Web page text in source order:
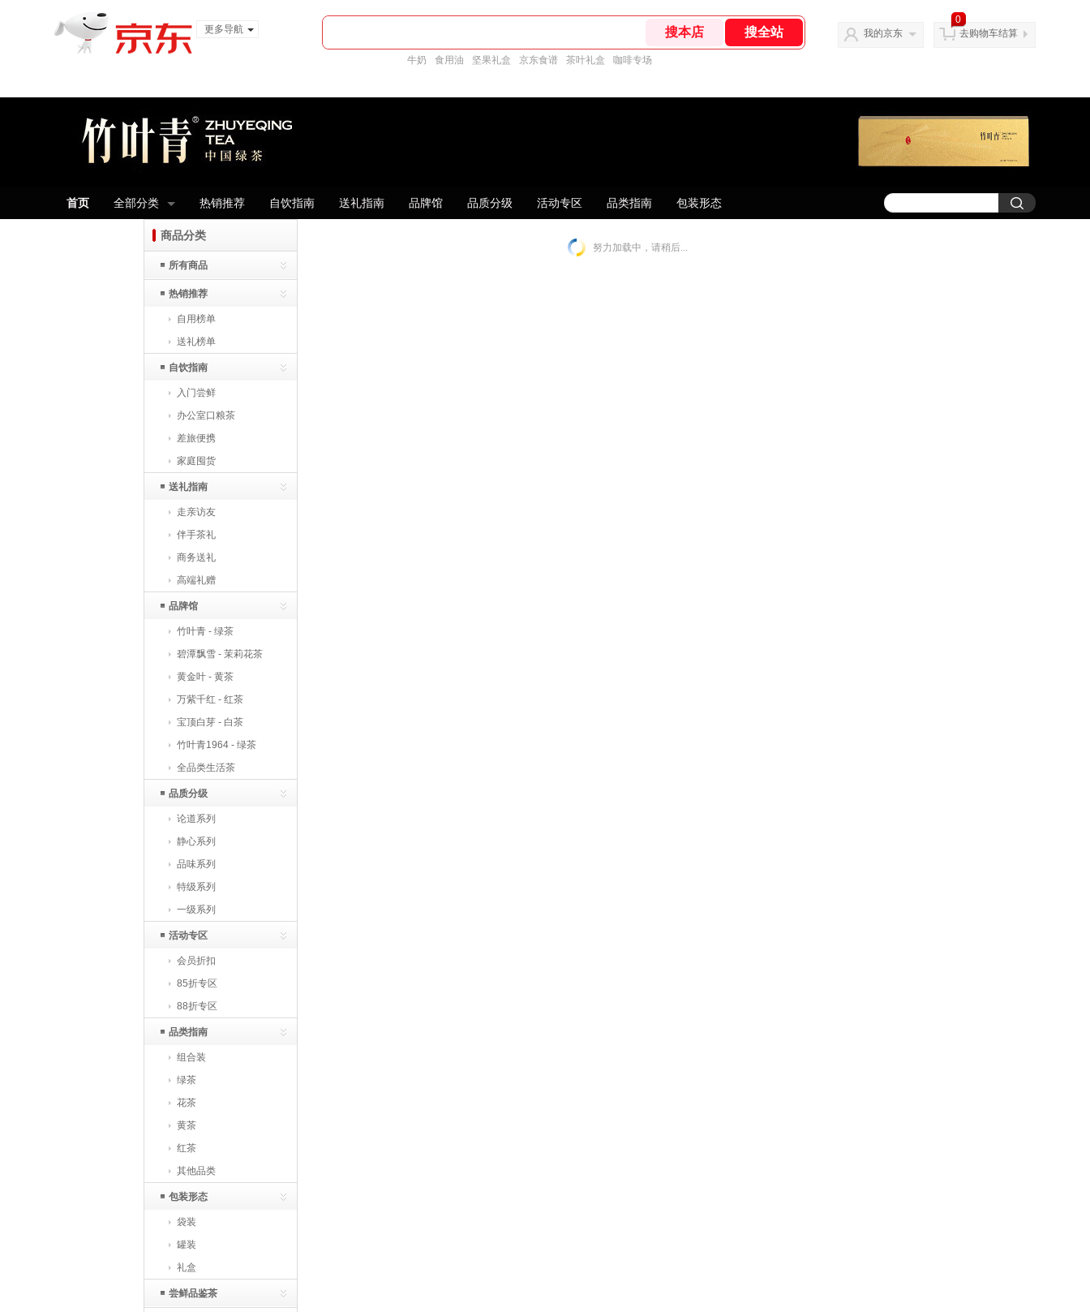
更多导航
牛奶 食用油 坚果礼盒 京东食谱 茶叶礼盒 咖啡专场
我的京东
0
去购物车结算
首页 全部分类 热销推荐 自饮指南 送礼指南 品牌馆 品质分级 活动专区 品类指南 包装形态
商品分类
所有商品
热销推荐
自用榜单
送礼榜单
自饮指南
入门尝鲜
办公室口粮茶
差旅便携
家庭囤货
送礼指南
走亲访友
伴手茶礼
商务送礼
高端礼赠
品牌馆
竹叶青 - 绿茶
碧潭飘雪 - 茉莉花茶
黄金叶 - 黄茶
万紫千红 - 红茶
宝顶白芽 - 白茶
竹叶青1964 - 绿茶
全品类生活茶
品质分级
论道系列
静心系列
品味系列
特级系列
一级系列
活动专区
会员折扣
85折专区
88折专区
品类指南
组合装
绿茶
花茶
黄茶
红茶
其他品类
包装形态
袋装
罐装
礼盒
尝鲜品鉴茶
努力加载中，请稍后...